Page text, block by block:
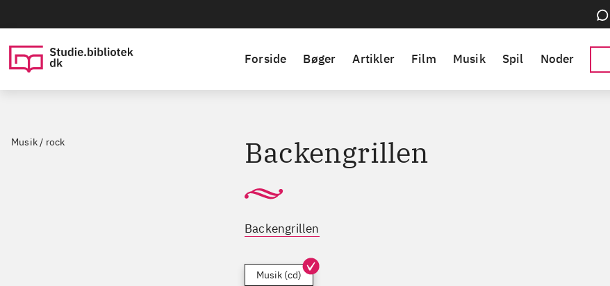
Forside Bøger Artikler Film Musik Spil Noder
Musik / rock Backengrillen
Backengrillen
Musik (cd)